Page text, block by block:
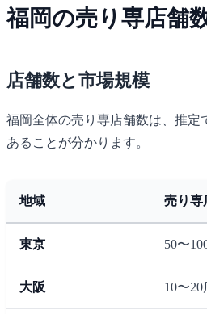
福岡の売り専店舗
店舗数と市場規模
福岡全体の売り専店舗数は、推定
あることが分かります。
地域 売り専
東京 50〜
大阪 10〜20